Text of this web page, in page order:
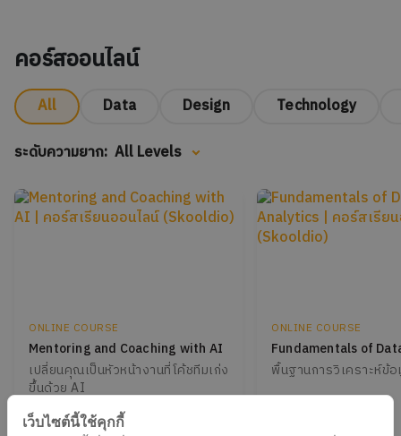
คอร์สออนไลน์
All Data Design
Technology
ระดับความยาก: All Levels
ONLINE COURSE
Mentoring and Coaching with AI
เปลี่ยนคุณเป็นหัวหน้างานที่โค้ชทีมเก่ง
ขึ้นด้วย AI
ONLINE COURSE
Fundamentals of
พื้นฐานการวิเคราะห์ข้
เว็บไซต์นี้ใช้คุกกี้